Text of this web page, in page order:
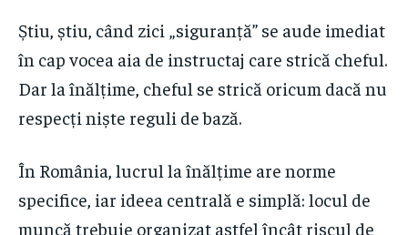
Știu, știu, când zici „siguranță” se aude imediat
în cap vocea aia de instructaj care strică cheful.
Dar la înălțime, cheful se strică oricum dacă nu
respecți niște reguli de bază.
În România, lucrul la înălțime are norme
specifice, iar ideea centrală e simplă: locul de
muncă trebuie organizat astfel încât riscul de